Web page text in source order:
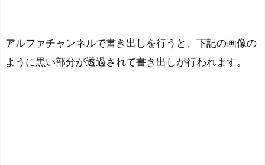
アルファチャンネルで書き出しを行うと、下記の画像の
ように黒い部分が透過されて書き出しが行われます。